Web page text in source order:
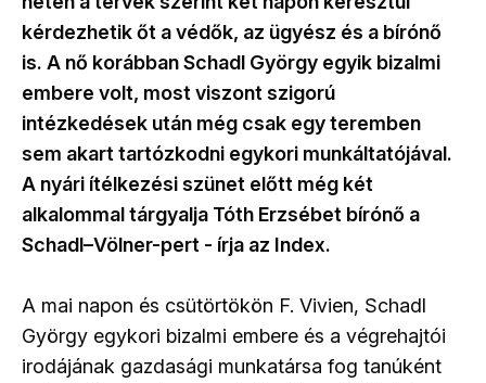
kérdezhetik őt a védők, az ügyész és a bírónő
is. A nő korábban Schadl György egyik bizalmi
embere volt, most viszont szigorú
intézkedések után még csak egy teremben
sem akart tartózkodni egykori munkáltatójával.
A nyári ítélkezési szünet előtt még két
alkalommal tárgyalja Tóth Erzsébet bírónő a
Schadl–Völner-pert - írja az Index.
A mai napon és csütörtökön F. Vivien, Schadl
György egykori bizalmi embere és a végrehajtói
irodájának gazdasági munkatársa fog tanúként